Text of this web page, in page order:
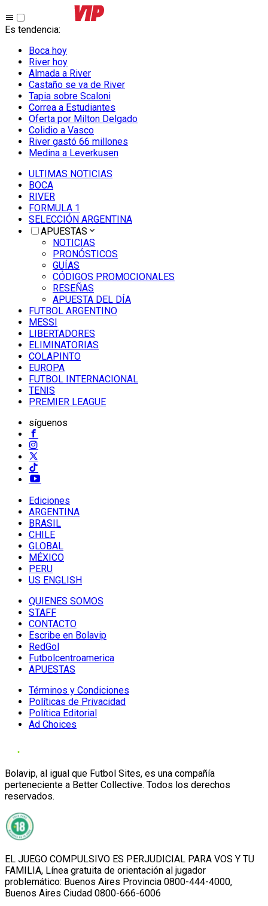
Es tendencia:
Boca hoy
River hoy
Almada a River
Castaño se va de River
Tapia sobre Scaloni
Correa a Estudiantes
Oferta por Milton Delgado
Colidio a Vasco
River gastó 66 millones
Medina a Leverkusen
ULTIMAS NOTICIAS
BOCA
RIVER
FORMULA 1
SELECCIÓN ARGENTINA
APUESTAS
NOTICIAS
PRONÓSTICOS
GUÍAS
CÓDIGOS PROMOCIONALES
RESEÑAS
APUESTA DEL DÍA
FUTBOL ARGENTINO
MESSI
LIBERTADORES
ELIMINATORIAS
COLAPINTO
EUROPA
FUTBOL INTERNACIONAL
TENIS
PREMIER LEAGUE
síguenos
Ediciones
ARGENTINA
BRASIL
CHILE
GLOBAL
MÉXICO
PERU
US ENGLISH
QUIENES SOMOS
STAFF
CONTACTO
Escribe en Bolavip
RedGol
Futbolcentroamerica
APUESTAS
Términos y Condiciones
Políticas de Privacidad
Política Editorial
Ad Choices
Bolavip, al igual que Futbol Sites, es una compañía
perteneciente a Better Collective. Todos los derechos
reservados.
EL JUEGO COMPULSIVO ES PERJUDICIAL PARA VOS Y TU
FAMILIA, Línea gratuita de orientación al jugador
problemático: Buenos Aires Provincia 0800-444-4000,
Buenos Aires Ciudad 0800-666-6006